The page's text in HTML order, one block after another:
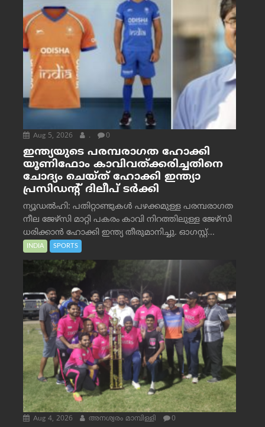
Aug 5, 2026 . 0
ഇന്ത്യയുടെ പരമ്പരാഗത ഹോക്കി
യൂണിഫോം കാവിവത്ക്കരിച്ചതിനെ
ചോദ്യം ചെയ്ത് ഹോക്കി ഇന്ത്യാ
പ്രസിഡന്റ് ദിലീപ് ടര്‍ക്കി
ന്യൂഡൽഹി: പതിറ്റാണ്ടുകൾ പഴക്കമുള്ള പരമ്പരാഗത
നീല ജേഴ്‌സി മാറ്റി പകരം കാവി നിറത്തിലുള്ള ജേഴ്‌സി
ധരിക്കാൻ ഹോക്കി ഇന്ത്യ തീരുമാനിച്ചു. ഓഗസ്റ്റ്...
INDIA SPORTS
Aug 4, 2026 അനശ്വരം മാമ്പിള്ളി 0